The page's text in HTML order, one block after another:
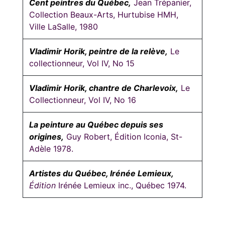
Cent peintres du Québec, Jean Trépanier,
Collection Beaux-Arts, Hurtubise HMH,
Ville LaSalle, 1980
Vladimir Horik, peintre de la relève, Le
collectionneur, Vol IV, No 15
Vladimir Horik, chantre de Charlevoix, Le
Collectionneur, Vol IV, No 16
La peinture au Québec depuis ses
origines, Guy Robert, Édition Iconia, St-
Adèle 1978.
Artistes du Québec, Irénée Lemieux,
ÉditionIrénée Lemieux inc., Québec 1974.